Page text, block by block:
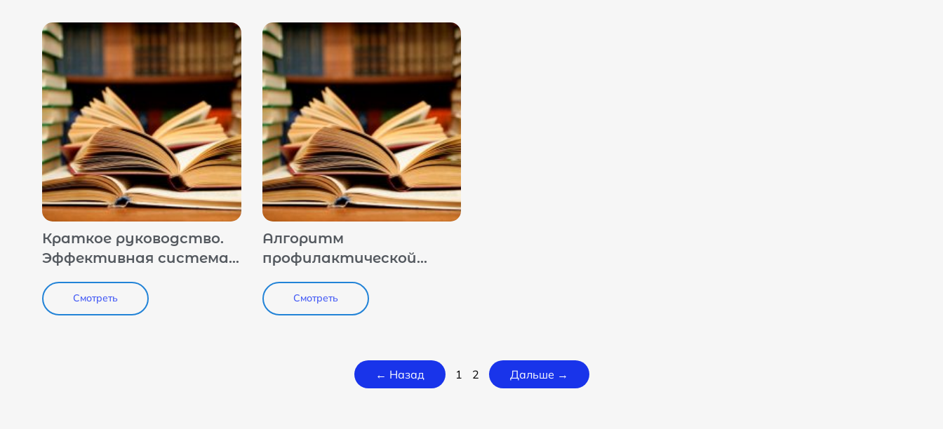
Интернет
Краткое руководство.
Эффективная система
антитеррористическое
сознание и новые
Смотреть
Алгоритм
профилактической
иностранных
студентов
Смотреть
← Назад 1 2 Дальше →